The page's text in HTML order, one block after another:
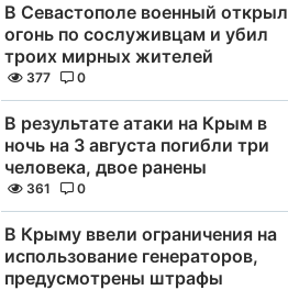
В Севастополе военный открыл
огонь по сослуживцам и убил
троих мирных жителей
377 0
В результате атаки на Крым в
ночь на 3 августа погибли три
человека, двое ранены
361 0
В Крыму ввели ограничения на
использование генераторов,
предусмотрены штрафы